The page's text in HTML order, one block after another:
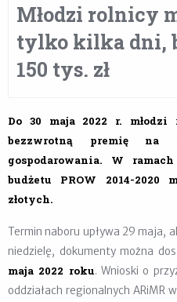
Młodzi rolnicy
tylko kilka dni,
150 tys. zł
Do 30 maja 2022 r.
bezzwrotną premię na
gospodarowania. W
budżetu PROW 2014-
złotych.
Termin naboru upływa 29 maja,
niedzielę, dokumenty można
maja 2022 roku. Wnioski o
oddziałach regionalnych ARiMR